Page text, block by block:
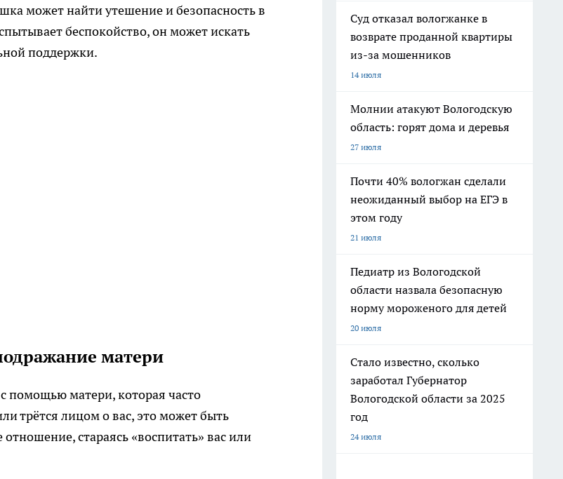
может найти утешение и безопасность в
беспокойство, он может искать
поддержки.
матери
с помощью матери, которая часто
трётся лицом о вас, это может быть
стараясь «воспитать» вас или
Суд отказал вологжанке в
возврате проданной квартиры
из-за мошенников
14 июля
Молнии атакуют Вологодскую
область: горят дома и деревья
27 июля
Почти 40% вологжан сделали
неожиданный выбор на ЕГЭ в
этом году
21 июля
Педиатр из Вологодской
области назвала безопасную
норму мороженого для детей
20 июля
Стало известно, сколько
заработал Губернатор
Вологодской области за 2025
год
24 июля